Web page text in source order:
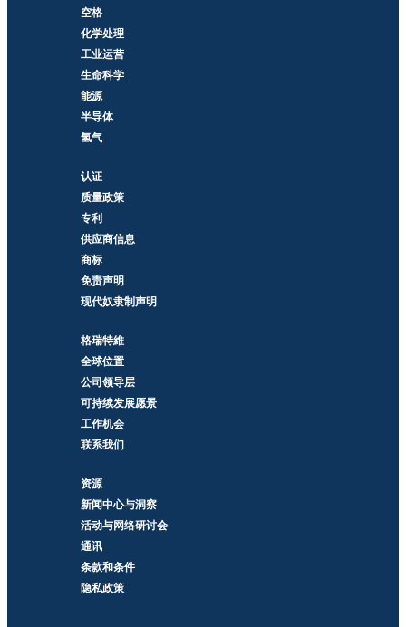
空格
化学处理
工业运营
生命科学
能源
半导体
氢气
认证
质量政策
专利
供应商信息
商标
免责声明
现代奴隶制声明
格瑞特維
全球位置
公司领导层
可持续发展愿景
工作机会
联系我们
资源
新闻中心与洞察
活动与网络研讨会
通讯
条款和条件
隐私政策